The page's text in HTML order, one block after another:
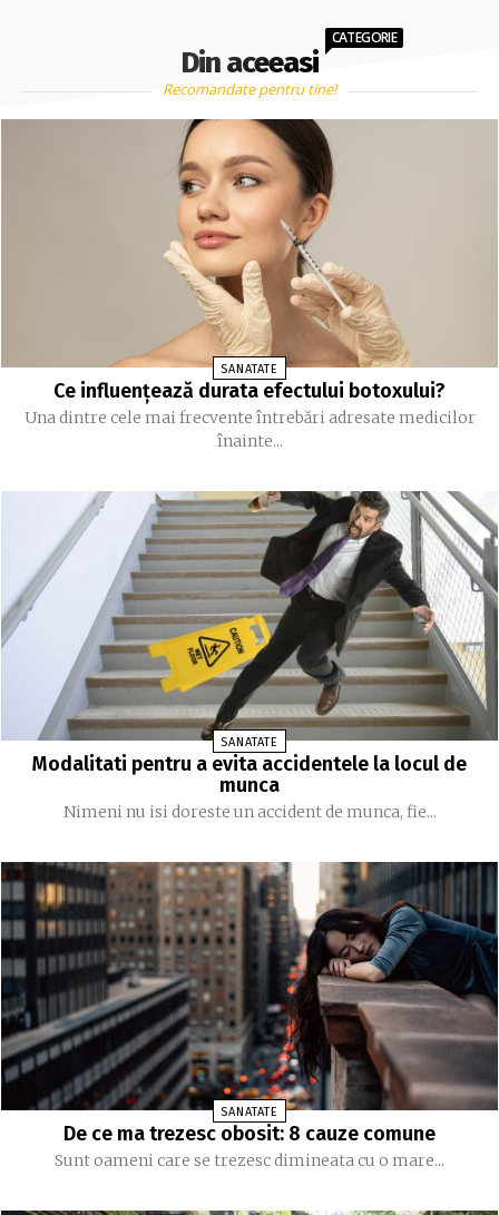
Din aceeasi
CATEGORIE
Recomandate pentru tine!
SANATATE
Ce influențează durata efectului botoxului?
Una dintre cele mai frecvente întrebări adresate medicilor
înainte...
SANATATE
Modalitati pentru a evita accidentele la locul de
munca
Nimeni nu isi doreste un accident de munca, fie...
SANATATE
De ce ma trezesc obosit: 8 cauze comune
Sunt oameni care se trezesc dimineata cu o mare...